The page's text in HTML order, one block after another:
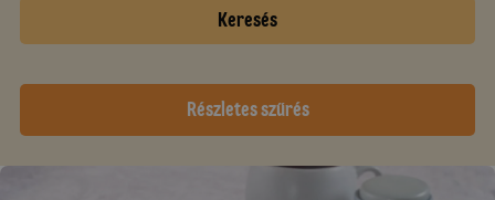
Keresés
Részletes szűrés